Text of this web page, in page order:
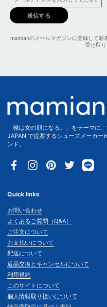
送信する
mamianのメールマガジンに登録して新
受け取り
「靴は女の顔になる。」をテーマに
JAPAN で提案するシューズメーカ
ンド。
FacebookInstagramPinterestTwitter
Quick links
お問い合わせ
よくあるご質問（Q&A）
ご注文について
お支払いについて
配送について
返品交換とキャンセルについて
利用規約
このサイトについて
個人情報取り扱いについて